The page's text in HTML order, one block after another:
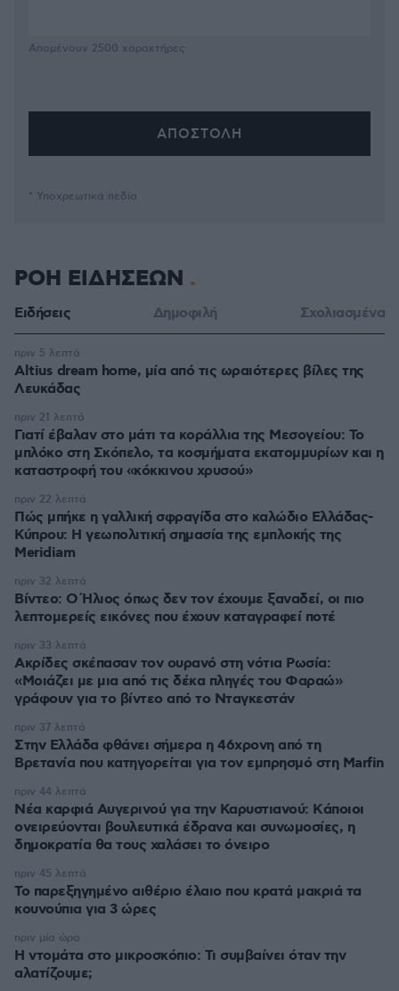
Απομένουν 2500 χαρακτήρες
* Υποχρεωτικά πεδία
ΡΟΗ ΕΙΔΗΣΕΩΝ
Ειδήσεις Δημοφιλή Σχολιασμένα
Altius dream home, μία από τις ωραιότερες βίλες της
Λευκάδας
πριν 5 λεπτά
Γιατί έβαλαν στο μάτι τα κοράλλια της Μεσογείου: Το
μπλόκο στη Σκόπελο, τα κοσμήματα εκατομμυρίων και η
καταστροφή του «κόκκινου χρυσού»
πριν 21 λεπτά
Πώς μπήκε η γαλλική σφραγίδα στο καλώδιο Ελλάδας-
Κύπρου: Η γεωπολιτική σημασία της εμπλοκής της
Meridiam
πριν 22 λεπτά
Βίντεο: Ο Ήλιος όπως δεν τον έχουμε ξαναδεί, οι πιο
λεπτομερείς εικόνες που έχουν καταγραφεί ποτέ
πριν 32 λεπτά
Ακρίδες σκέπασαν τον ουρανό στη νότια Ρωσία:
«Μοιάζει με μια από τις δέκα πληγές του Φαραώ»
γράφουν για το βίντεο από το Νταγκεστάν
πριν 33 λεπτά
Στην Ελλάδα φθάνει σήμερα η 46χρονη από τη
Βρετανία που κατηγορείται για τον εμπρησμό στη Marfin
πριν 37 λεπτά
Νέα καρφιά Αυγερινού για την Καρυστιανού: Kάποιοι
ονειρεύονται βουλευτικά έδρανα και συνωμοσίες, η
δημοκρατία θα τους χαλάσει το όνειρο
πριν 44 λεπτά
Το παρεξηγημένο αιθέριο έλαιο που κρατά μακριά τα
κουνούπια για 3 ώρες
πριν 45 λεπτά
Η ντομάτα στο μικροσκόπιο: Τι συμβαίνει όταν την
αλατίζουμε;
πριν μία ώρα